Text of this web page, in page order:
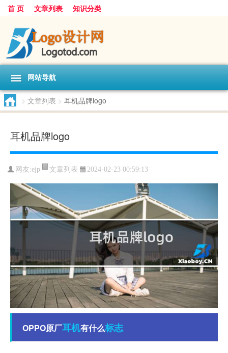
首 页 文章列表 知识分类
网站导航
> 文章列表 > 耳机品牌logo
耳机品牌logo
网友:ejp 文章列表 2024-02-23 00:59:13
OPPO原厂耳机有什么标志